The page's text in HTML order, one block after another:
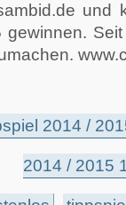
2014 /
2014 / 2015